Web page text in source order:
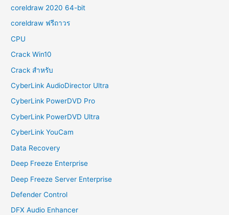
coreldraw 2020 64-bit
coreldraw ฟรีถาวร
CPU
Crack Win10
Crack สำหรับ
CyberLink AudioDirector Ultra
CyberLink PowerDVD Pro
CyberLink PowerDVD Ultra
CyberLink YouCam
Data Recovery
Deep Freeze Enterprise
Deep Freeze Server Enterprise
Defender Control
DFX Audio Enhancer